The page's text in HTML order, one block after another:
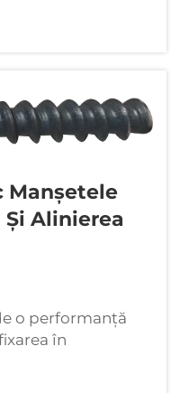
uzură cu care se
din nailon au
direct
Manșetele
Alinierea
o performanță
în
din
ca o soluție